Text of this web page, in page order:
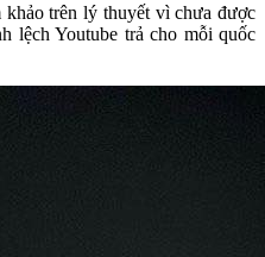
trên lý thuyết vì chưa được
lệch Youtube trả cho mỗi quốc